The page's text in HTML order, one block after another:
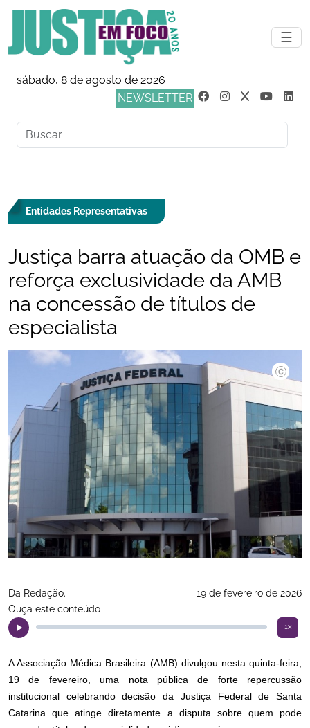
☰
sábado, 8 de agosto de 2026
NEWSLETTER
Entidades Representativas
Justiça barra atuação da OMB e
reforça exclusividade da AMB
na concessão de títulos de
especialista
Da Redação.
19 de fevereiro de 2026
Ouça este conteúdo
1x
A Associação Médica Brasileira (AMB) divulgou nesta quinta-feira,
19 de fevereiro, uma nota pública de forte repercussão
institucional celebrando decisão da Justiça Federal de Santa
Catarina que atinge diretamente a disputa sobre quem pode